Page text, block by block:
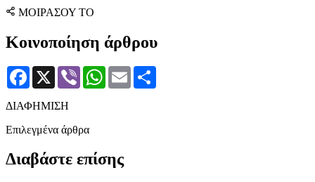
ΜΟΙΡΑΣΟΥ ΤΟ
Κοινοποίηση άρθρου
Facebook
X Viber WhatsApp
Email
ΔΙΑΦΗΜΙΣΗ
Επιλεγμένα άρθρα
Διαβάστε επίσης